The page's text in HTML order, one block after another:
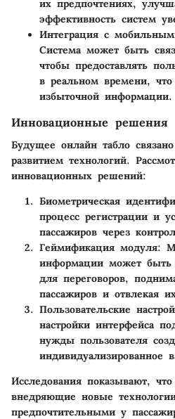
их предпочтениях,
эффективность систем
Интеграция с
Система может быть
чтобы предоставлять
в реальном времени, что
избыточной информации.
Инновационные решения
Будущее онлайн табло
развитием технологий.
инновационных решений:
Биометрическая
процесс регистрации и
пассажиров через
Геймификация модуля:
информации может быть
для переговоров,
пассажиров и отвлекая
Пользовательские
настройки интерфейса
нужды пользователя
индивидуализированное
Исследования показывают,
внедряющие новые
предпочтительными у